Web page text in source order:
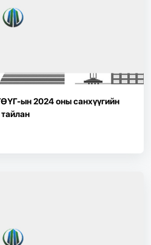
ын 2024 оны санхүүгийн